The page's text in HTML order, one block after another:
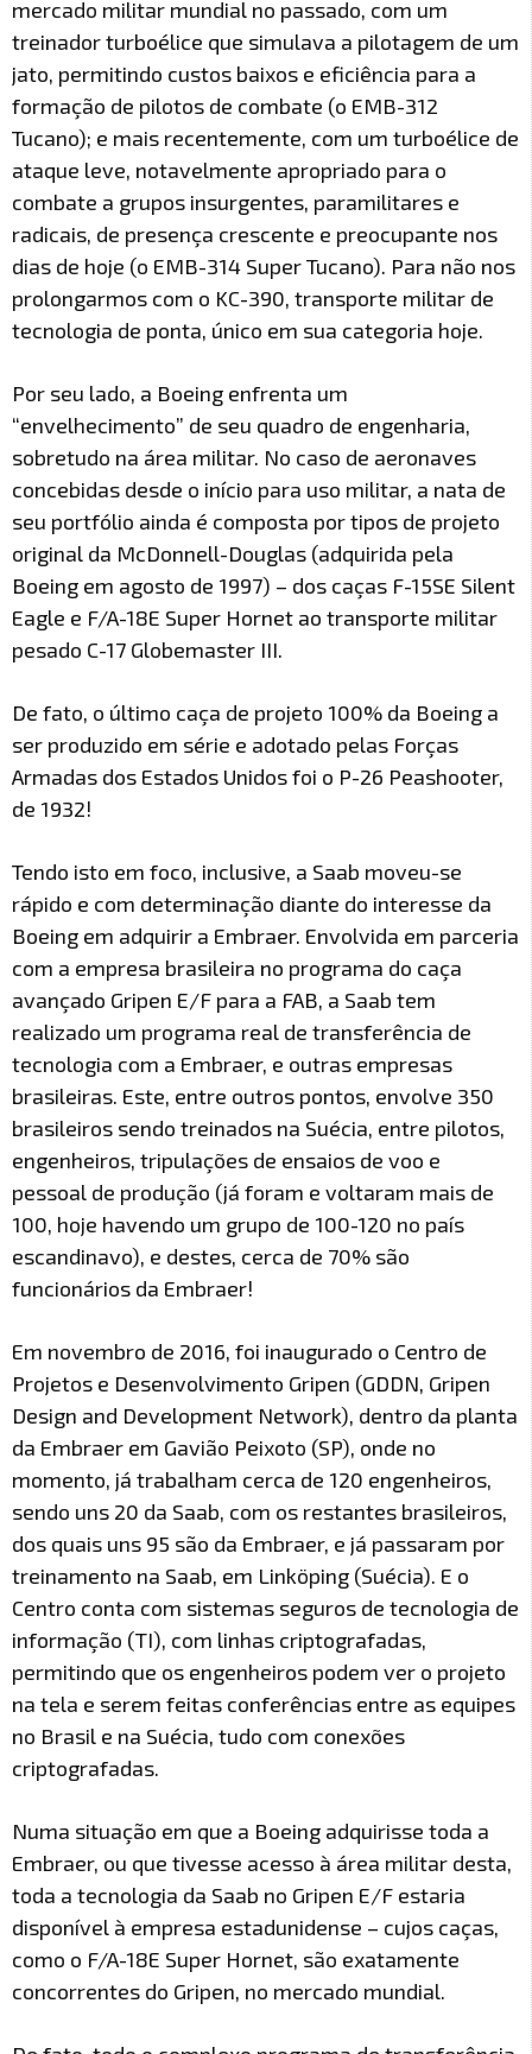
mercado militar mundial no passado, com um
treinador turboélice que simulava a pilotagem de um
jato, permitindo custos baixos e eficiência para a
formação de pilotos de combate (o EMB-312
Tucano); e mais recentemente, com um turboélice de
ataque leve, notavelmente apropriado para o
combate a grupos insurgentes, paramilitares e
radicais, de presença crescente e preocupante nos
dias de hoje (o EMB-314 Super Tucano). Para não nos
prolongarmos com o KC-390, transporte militar de
tecnologia de ponta, único em sua categoria hoje.
Por seu lado, a Boeing enfrenta um
“envelhecimento” de seu quadro de engenharia,
sobretudo na área militar. No caso de aeronaves
concebidas desde o início para uso militar, a nata de
seu portfólio ainda é composta por tipos de projeto
original da McDonnell-Douglas (adquirida pela
Boeing em agosto de 1997) – dos caças F-15SE Silent
Eagle e F/A-18E Super Hornet ao transporte militar
pesado C-17 Globemaster III.
De fato, o último caça de projeto 100% da Boeing a
ser produzido em série e adotado pelas Forças
Armadas dos Estados Unidos foi o P-26 Peashooter,
de 1932!
Tendo isto em foco, inclusive, a Saab moveu-se
rápido e com determinação diante do interesse da
Boeing em adquirir a Embraer. Envolvida em parceria
com a empresa brasileira no programa do caça
avançado Gripen E/F para a FAB, a Saab tem
realizado um programa real de transferência de
tecnologia com a Embraer, e outras empresas
brasileiras. Este, entre outros pontos, envolve 350
brasileiros sendo treinados na Suécia, entre pilotos,
engenheiros, tripulações de ensaios de voo e
pessoal de produção (já foram e voltaram mais de
100, hoje havendo um grupo de 100-120 no país
escandinavo), e destes, cerca de 70% são
funcionários da Embraer!
Em novembro de 2016, foi inaugurado o Centro de
Projetos e Desenvolvimento Gripen (GDDN, Gripen
Design and Development Network), dentro da planta
da Embraer em Gavião Peixoto (SP), onde no
momento, já trabalham cerca de 120 engenheiros,
sendo uns 20 da Saab, com os restantes brasileiros,
dos quais uns 95 são da Embraer, e já passaram por
treinamento na Saab, em Linköping (Suécia). E o
Centro conta com sistemas seguros de tecnologia de
informação (TI), com linhas criptografadas,
permitindo que os engenheiros podem ver o projeto
na tela e serem feitas conferências entre as equipes
no Brasil e na Suécia, tudo com conexões
criptografadas.
Numa situação em que a Boeing adquirisse toda a
Embraer, ou que tivesse acesso à área militar desta,
toda a tecnologia da Saab no Gripen E/F estaria
disponível à empresa estadunidense – cujos caças,
como o F/A-18E Super Hornet, são exatamente
concorrentes do Gripen, no mercado mundial.